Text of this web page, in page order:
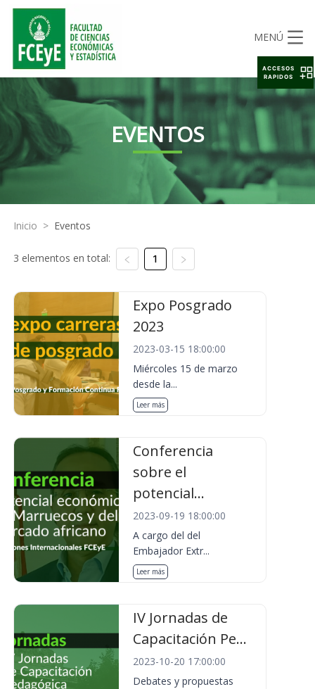
MENÚ
EVENTOS
Inicio > Eventos
3 elementos en total: 1
Expo Posgrado
2023
2023-03-15 18:00:00
Miércoles 15 de marzo
desde la...
Leer más
Conferencia
sobre el
potencial...
2023-09-19 18:00:00
A cargo del del
Embajador Extr...
Leer más
IV Jornadas de
Capacitación Pe...
2023-10-20 17:00:00
Debates y propuestas
ACCESOS
RAPIDOS